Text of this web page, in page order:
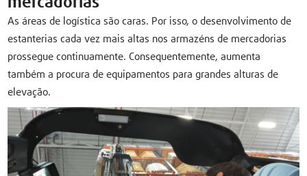
As áreas de logística são caras. Por isso, o desenvolvimento de
estanterias cada vez mais altas nos armazéns de mercadorias
prossegue continuamente. Consequentemente, aumenta
também a procura de equipamentos para grandes alturas de
elevação.